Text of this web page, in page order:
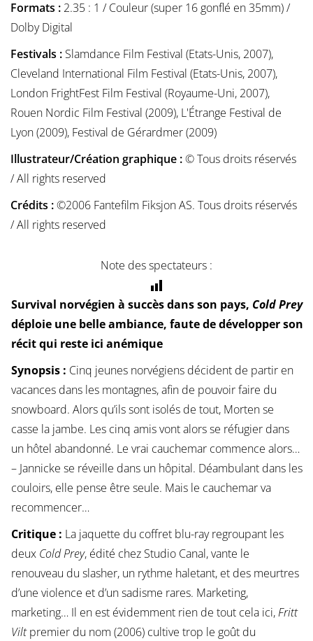
Formats : 2.35 : 1 / Couleur (super 16 gonflé en 35mm) /
Dolby Digital
Festivals : Slamdance Film Festival (Etats-Unis, 2007),
Cleveland International Film Festival (Etats-Unis, 2007),
London FrightFest Film Festival (Royaume-Uni, 2007),
Rouen Nordic Film Festival (2009), L'Étrange Festival de
Lyon (2009), Festival de Gérardmer (2009)
Illustrateur/Création graphique :© Tous droits réservés
/ All rights reserved
Crédits :©2006 Fantefilm Fiksjon AS. Tous droits réservés
/ All rights reserved
Note des spectateurs :
Survival norvégien à succès dans son pays, Cold Prey
déploie une belle ambiance, faute de développer son
récit qui reste ici anémique
Synopsis : Cinq jeunes norvégiens décident de partir en
vacances dans les montagnes, afin de pouvoir faire du
snowboard. Alors qu’ils sont isolés de tout, Morten se
casse la jambe. Les cinq amis vont alors se réfugier dans
un hôtel abandonné. Le vrai cauchemar commence alors…
– Jannicke se réveille dans un hôpital. Déambulant dans les
couloirs, elle pense être seule. Mais le cauchemar va
recommencer…
Critique : La jaquette du coffret blu-ray regroupant les
deux Cold Prey, édité chez Studio Canal, vante le
renouveau du slasher, un rythme haletant, et des meurtres
d’une violence et d’un sadisme rares. Marketing,
marketing… Il en est évidemment rien de tout cela ici,Fritt
Viltpremier du nom (2006) cultive trop le goût du